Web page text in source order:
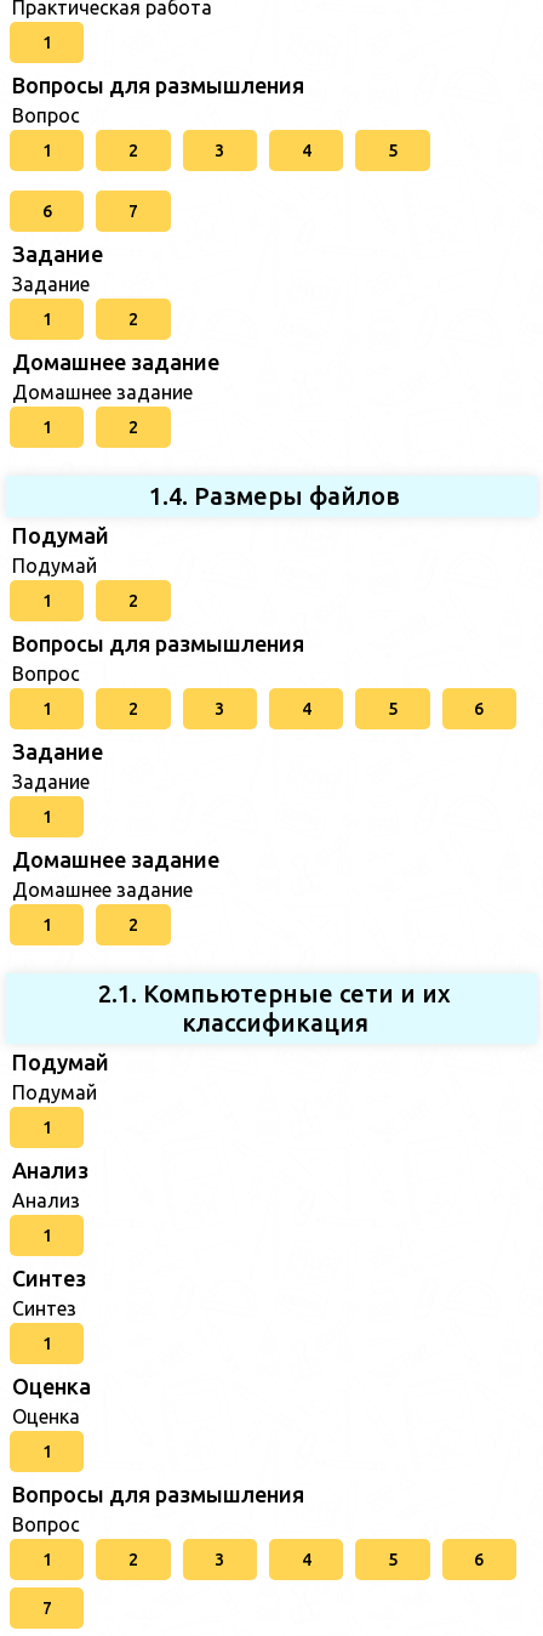
Практическая работа
1
Вопросы для размышления
Вопрос
1 2 3 4 5
6 7
Задание
Задание
1 2
Домашнее задание
Домашнее задание
1 2
1.4. Размеры файлов
Подумай
Подумай
1 2
Вопросы для размышления
Вопрос
1 2 3 4 5 6
Задание
Задание
1
Домашнее задание
Домашнее задание
1 2
2.1. Компьютерные сети и их
классификация
Подумай
Подумай
1
Анализ
Анализ
1
Синтез
Синтез
1
Оценка
Оценка
1
Вопросы для размышления
Вопрос
1 2 3 4 5 6
7